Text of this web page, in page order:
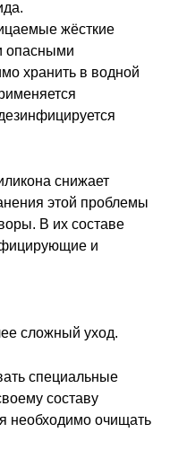
жёсткие
опасными
хранить в водной
снижает
этой проблемы
В их составе
и
сложный уход.
специальные
составу
необходимо очищать